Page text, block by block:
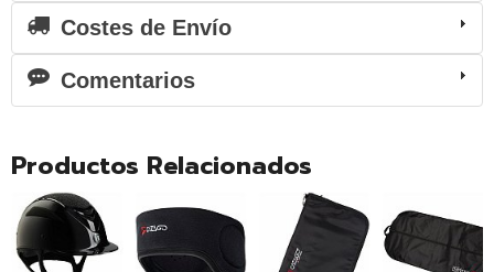
Costes de Envío
Comentarios
Productos Relacionados